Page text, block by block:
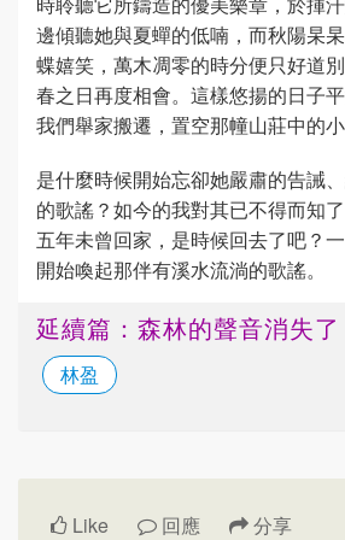
邊傾聽她與夏蟬的低喃，而秋陽杲
蝶嬉笑，萬木凋零的時分便只好道
春之日再度相會。這樣悠揚的日子
我們舉家搬遷，置空那幢山莊中的
是什麼時候開始忘卻她嚴肅的告誡
的歌謠？如今的我對其已不得而知
五年未曾回家，是時候回去了吧？
開始喚起那伴有溪水流淌的歌謠。
延續篇：森林的聲音消失了
林盈
Like 回應 分享